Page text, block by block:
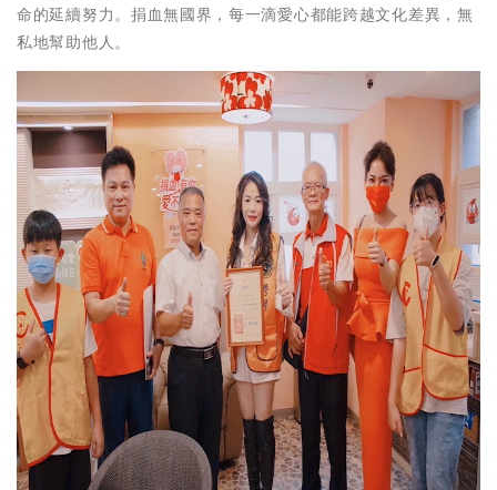
命的延續努力。捐血無國界，每一滴愛心都能跨越文化差異，無
私地幫助他人。